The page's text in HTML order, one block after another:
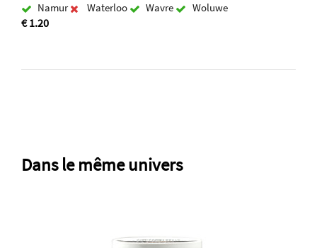
Namur
Waterloo Wavre Woluwe
€ 1.20
Dans le même univers